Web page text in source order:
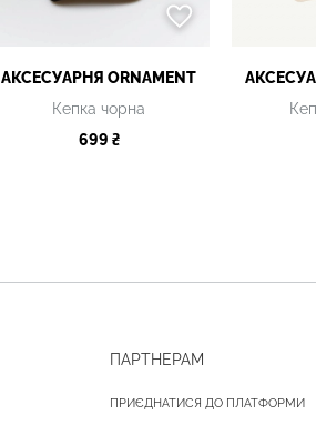
АКСЕСУАРНЯ ОRNAMENT
Кепка чорна
699 ₴
ПАРТНЕРАМ
ПРИЄДНАТИСЯ ДО ПЛАТФОРМИ